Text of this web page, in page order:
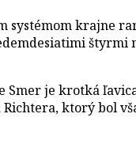
krajne
je krotká
ktorý bol